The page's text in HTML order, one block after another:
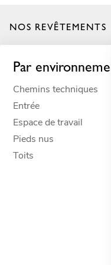
NOS REVÊTEMENTS
Par
Chemins techniques
Entrée
Espace de travail
Pieds nus
Toits
sol